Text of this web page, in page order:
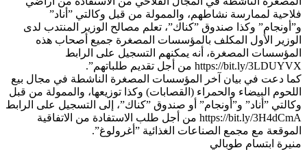
فلاحية لممارسة نشاطهم، والممولة من قبل وكالتي ”أناد”
و”أونجام” وكذا صندوق ”كناك”، تعلم مصالح الوزير المنتدب لدى
الوزير الأول المكلف بالمؤسسات المصغرة جميع أصحاب هذه
المؤسسات المصغرة، أنه يمكنهم التسجيل على الرابط
https://bit.ly/3LDUYVX من أجل تقديم طلباتهم”.
كما دعت في بيان آخر المؤسسات المصغرة الناشطة في مجال بيع
اللحوم البيضاء والحمراء (القصابات) وكذا توزيعها، والممولة من قبل
وكالتي ”أناد” و”أونجام” أو صندوق ”كناك”، إلى التسجيل على الرابط
https://bit.ly/3H4dCmA من أجل طلب الاستفادة من الاتفاقية
الموقعة مع مجمع الصناعات الغذائية ”أغرولوغ”.
منيرة ابتسام طوبالي